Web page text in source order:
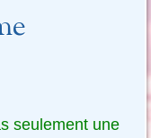
seulement une